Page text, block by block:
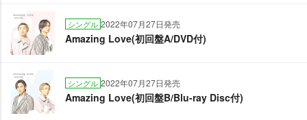
シングル 2022年07月27日発売
Amazing Love(初回盤A/DVD付)
シングル 2022年07月27日発売
Amazing Love(初回盤B/Blu-ray Disc付)